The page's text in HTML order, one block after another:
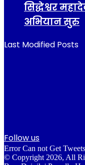
सिद्धेश्वर
अभियान सुरु
Last Modified Posts
Follow us
Error Can not Get
© Copyright 2026, All